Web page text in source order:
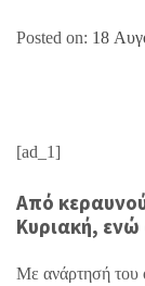
Posted on: 18
[ad_1]
Από
Κυριακή,
Με ανάρτησή του